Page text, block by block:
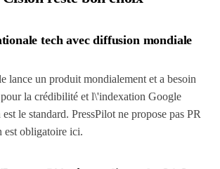
tech avec diffusion mondiale
lance un produit mondialement et a besoin
la crédibilité et l\'indexation Google
le standard. PressPilot ne propose pas PR
obligatoire ici.